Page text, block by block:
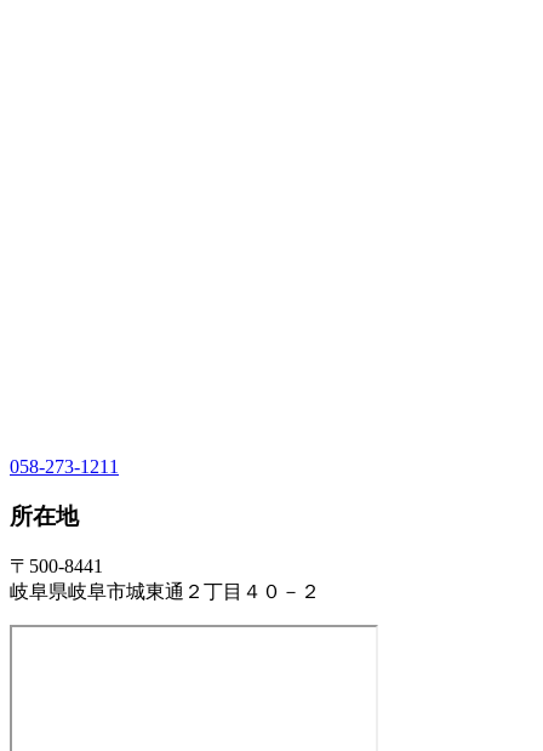
058-273-1211
所在地
〒500-8441
岐阜県岐阜市城東通２丁目４０－２